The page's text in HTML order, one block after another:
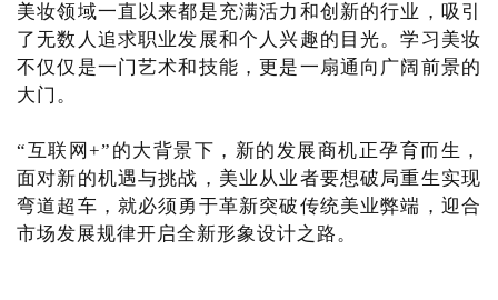
美妆领域一直以来都是充满活力和创新的行业，吸引
了无数人追求职业发展和个人兴趣的目光。学习美妆
不仅仅是一门艺术和技能，更是一扇通向广阔前景的
大门。
“互联网+”的大背景下，新的发展商机正孕育而生，
面对新的机遇与挑战，美业从业者要想破局重生实现
弯道超车，就必须勇于革新突破传统美业弊端，迎合
市场发展规律开启全新形象设计之路。